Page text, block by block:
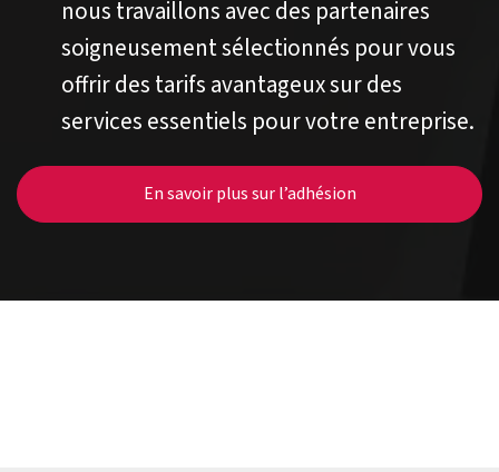
nous travaillons avec des partenaires
soigneusement sélectionnés pour vous
offrir des tarifs avantageux sur des
services essentiels pour votre entreprise.
En savoir plus sur l’adhésion